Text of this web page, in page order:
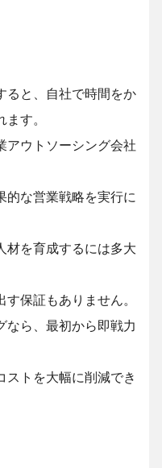
ると、自社で時間をか
す。
アウトソーシング会社
的な営業戦略を実行に
材を育成するには多大
保証もありません。
なら、最初から即戦力
ストを大幅に削減でき